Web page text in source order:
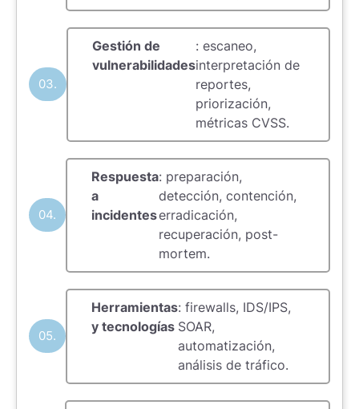
03.
Gestión de
vulnerabilidades
: escaneo,
interpretación de
reportes,
priorización,
métricas CVSS.
04.
Respuesta
a
incidentes
: preparación,
detección, contención,
erradicación,
recuperación, post-
mortem.
05.
Herramientas
y tecnologías
: firewalls, IDS/IPS,
SOAR,
automatización,
análisis de tráfico.